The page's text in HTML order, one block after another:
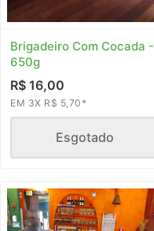
Brigadeiro Com Cocada -
650g
R$ 16,00
EM 3X R$ 5,70*
Esgotado